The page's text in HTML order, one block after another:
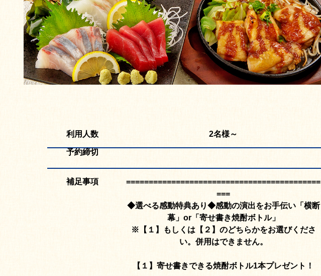
利用人数 2名様～
予約締切
補足事項
===========================================
===
◆選べる感動特典あり◆感動の演出をお手伝い「横断
幕」or「寄せ書き焼酎ボトル」
※【１】もしくは【２】のどちらかをお選びくださ
い。併用はできません。
【１】寄せ書きできる焼酎ボトル1本プレゼント！